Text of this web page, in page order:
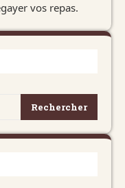
vos repas.
Rechercher